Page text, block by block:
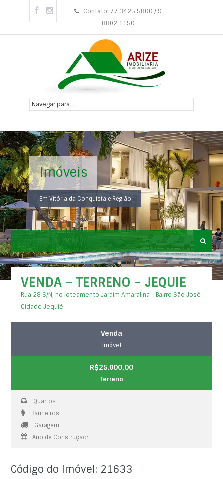
Contato: 77 3425 5800 / 9
8802 1150
Imóveis
Em Vitória da Conquista e Região
VENDA – TERRENO – JEQUIE
Rua 28 S/N, no loteamento Jardim Amaralina - Bairro São José
Cidade Jequié
Venda
Imóvel
R$25.000,00
Terreno
Quartos
Banheiros
Garagem
Ano de Construção:
Código do Imóvel: 21633